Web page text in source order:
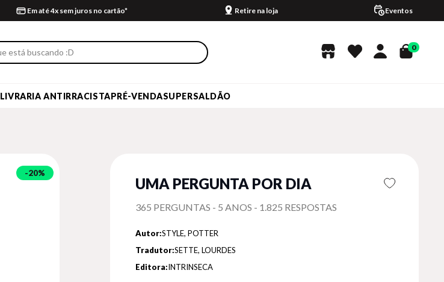
Em até 4x sem juros no cartão* Retire na loja Eventos
0
LIVRARIA ANTIRRACISTAPRÉ-VENDASUPERSALDÃO
20%
UMA PERGUNTA POR DIA
365 PERGUNTAS - 5 ANOS - 1.825 RESPOSTAS
Autor:STYLE, POTTER
Tradutor:SETTE, LOURDES
Editora:INTRINSECA